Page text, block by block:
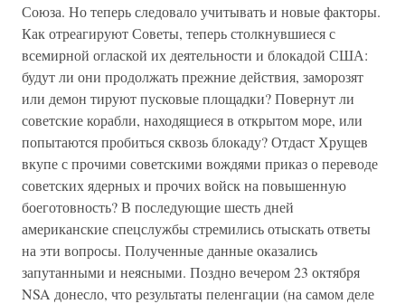
Союза. Но теперь следовало учитывать и новые факторы.
Как отреагируют Советы, теперь столкнувшиеся с
всемирной оглаской их деятельности и блокадой США:
будут ли они продолжать прежние действия, заморозят
или демон тируют пусковые площадки? Повернут ли
советские корабли, находящиеся в открытом море, или
попытаются пробиться сквозь блокаду? Отдаст Хрущев
вкупе с прочими советскими вождями приказ о переводе
советских ядерных и прочих войск на повышенную
боеготовность? В последующие шесть дней
американские спецслужбы стремились отыскать ответы
на эти вопросы. Полученные данные оказались
запутанными и неясными. Поздно вечером 23 октября
NSA донесло, что результаты пеленгации (на самом деле